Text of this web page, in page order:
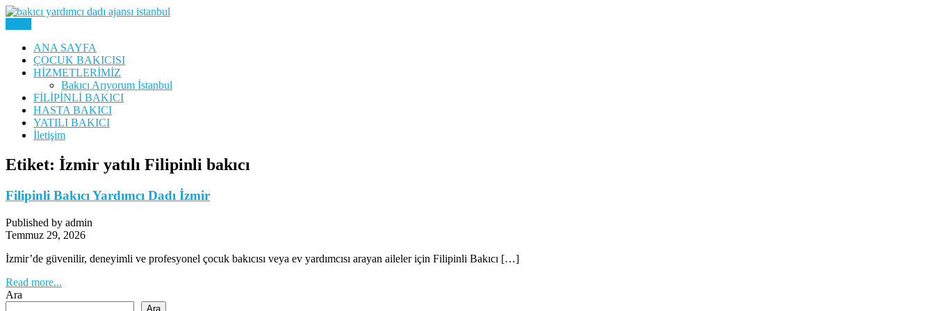
Skip
Bakıcı Yardımcı Dadı Danışmanlık Ajansı İstanbul
ANA SAYFA
ÇOCUK BAKICISI
HİZMETLERİMİZ
Bakıcı Arıyorum İstanbul
FİLİPİNLİ BAKICI
HASTA BAKICI
YATILI BAKICI
İletişim
Etiket: İzmir yatılı Filipinli bakıcı
Filipinli Bakıcı Yardımcı Dadı İzmir
Published by admin
Temmuz 29, 2026
İzmir’de güvenilir, deneyimli ve profesyonel çocuk bakıcısı veya ev yardımcısı arayan aileler için Filipinli Bakıcı […]
Read more...
Ara
Ara